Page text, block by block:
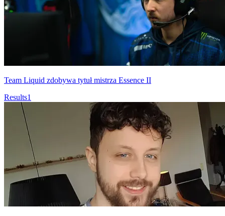
Team Liquid zdobywa tytuł mistrza Essence II
Results1